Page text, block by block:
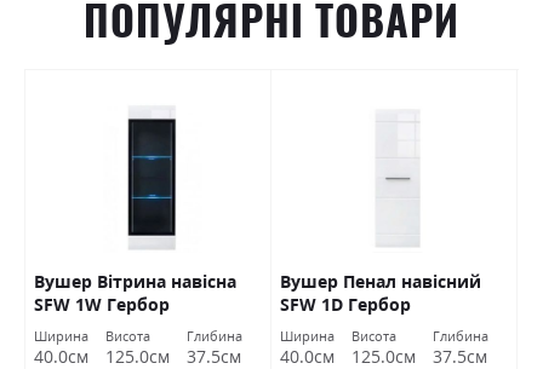
ПОПУЛЯРНІ ТОВАРИ
Вушер Вітрина навісна
SFW 1W Гербор
Ширина
40.0см
Висота
125.0см
Глибина
37.5см
Вушер Пенал навісний
SFW 1D Гербор
Ширина
40.0см
Висота
125.0см
Глибина
37.5см